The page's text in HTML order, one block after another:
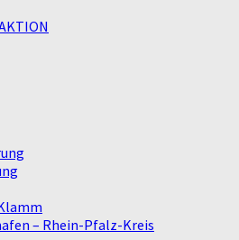
– Rhein-Pfalz-Kreis